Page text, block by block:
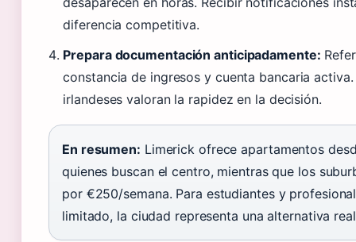
diferencia competitiva.
Prepara documentación anticipadamente:
constancia de ingresos y cuenta bancaria
irlandeses valoran la rapidez en la decisión.
En resumen: Limerick ofrece apartamentos
quienes buscan el centro, mientras que los
por €250/semana. Para estudiantes y
limitado, la ciudad representa una alternativa